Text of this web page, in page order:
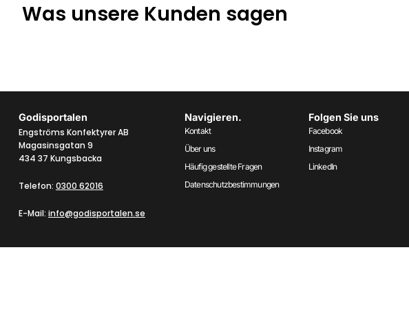
Was unsere Kunden sagen
Godisportalen
Engströms Konfektyrer AB
Magasinsgatan 9
434 37 Kungsbacka
Telefon: 0300 62016
E-Mail: info@godisportalen.se
Navigieren.
Kontakt
Über uns
Häufig gestellte Fragen
Datenschutzbestimmungen
Folgen Sie uns
Facebook
Instagram
LinkedIn